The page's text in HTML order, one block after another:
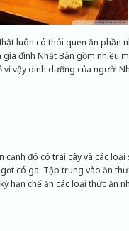
luôn có thói quen ăn phần
đình Nhật Bản gồm nhiều
vì vậy dinh dưỡng của người
đó có trái cây và các loại
có ga. Tập trung vào ăn
hạn chế ăn các loại thức ăn